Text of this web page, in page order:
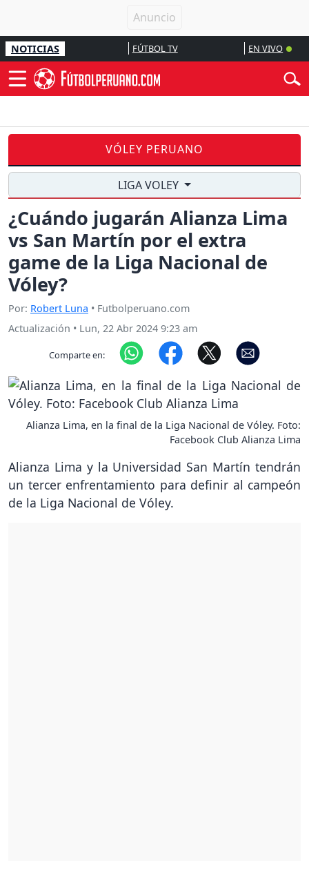
NOTICIAS FÚTBOL TV EN VIVO
VÓLEY PERUANO
LIGA VOLEY
¿Cuándo jugarán Alianza Lima
vs San Martín por el extra
game de la Liga Nacional de
Vóley?
Por: Robert Luna • Futbolperuano.com
Actualización • Lun, 22 Abr 2024 9:23 am
Comparte en:
Alianza Lima, en la final de la Liga Nacional de Vóley. Foto:
Facebook Club Alianza Lima
Alianza Lima y la Universidad San Martín tendrán
un tercer enfrentamiento para definir al campeón
de la Liga Nacional de Vóley.